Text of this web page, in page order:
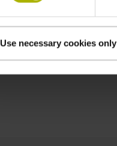
Use necessary cookies only